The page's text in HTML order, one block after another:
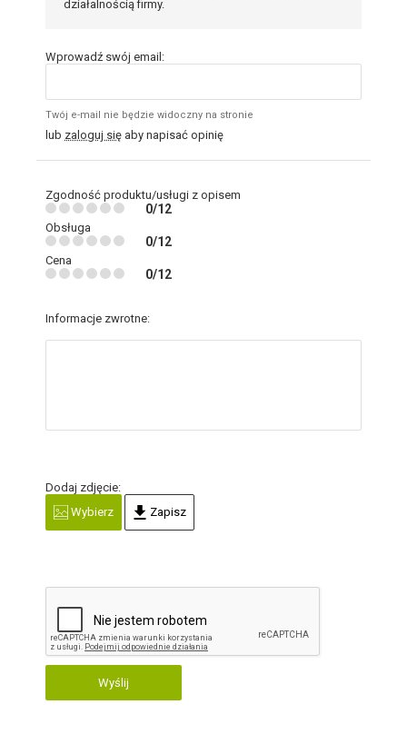
działalnością firmy.
Wprowadź swój email:
Twój e-mail nie będzie widoczny na stronie
lub zaloguj się aby napisać opinię
Zgodność produktu/usługi z opisem
0/12
Obsługa
0/12
Cena
0/12
Informacje zwrotne:
Dodaj zdjęcie:
Wybierz
Zapisz
Wyślij